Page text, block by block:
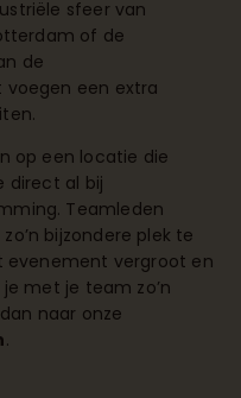
sfeer van
of de
de
voegen een extra
op een locatie die
direct al bij
Teamleden
bijzondere plek te
evenement vergroot en
met je team zo’n
naar onze
.